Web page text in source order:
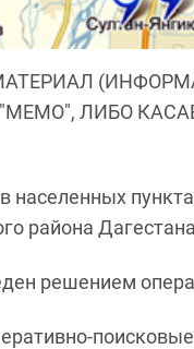
ЛИБО
населенных
района
решением